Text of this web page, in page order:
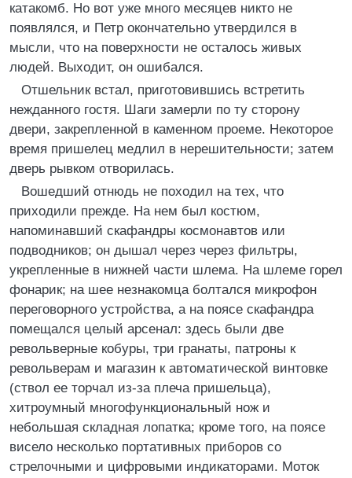
катакомб. Но вот уже много месяцев никто не
появлялся, и Петр окончательно утвердился в
мысли, что на поверхности не осталось живых
людей. Выходит, он ошибался.
Отшельник встал, приготовившись встретить
нежданного гостя. Шаги замерли по ту сторону
двери, закрепленной в каменном проеме. Некоторое
время пришелец медлил в нерешительности; затем
дверь рывком отворилась.
Вошедший отнюдь не походил на тех, что
приходили прежде. На нем был костюм,
напоминавший скафандры космонавтов или
подводников; он дышал через через фильтры,
укрепленные в нижней части шлема. На шлеме горел
фонарик; на шее незнакомца болтался микрофон
переговорного устройства, а на поясе скафандра
помещался целый арсенал: здесь были две
револьверные кобуры, три гранаты, патроны к
револьверам и магазин к автоматической винтовке
(ствол ее торчал из-за плеча пришельца),
хитроумный многофункциональный нож и
небольшая складная лопатка; кроме того, на поясе
висело несколько портативных приборов со
стрелочными и цифровыми индикаторами. Моток